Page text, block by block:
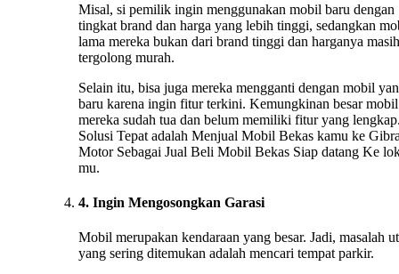
Misal, si pemilik ingin menggunakan mobil baru dengan
tingkat brand dan harga yang lebih tinggi, sedangkan
lama mereka bukan dari brand tinggi dan harganya masih
tergolong murah.
Selain itu, bisa juga mereka mengganti dengan mobil
baru karena ingin fitur terkini. Kemungkinan besar mobil
mereka sudah tua dan belum memiliki fitur yang
Solusi Tepat adalah Menjual Mobil Bekas kamu ke
Motor Sebagai Jual Beli Mobil Bekas Siap datang Ke
mu.
4. Ingin Mengosongkan Garasi
Mobil merupakan kendaraan yang besar. Jadi, masalah
yang sering ditemukan adalah mencari tempat parkir.